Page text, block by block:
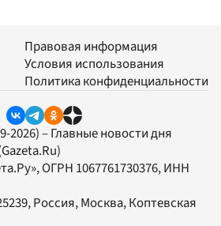
Правовая информация
Условия использования
Политика конфиденциальности
2026) – Главные новости дня
, ОГРН 1067761730376, ИНН
Россия, Москва, Коптевская